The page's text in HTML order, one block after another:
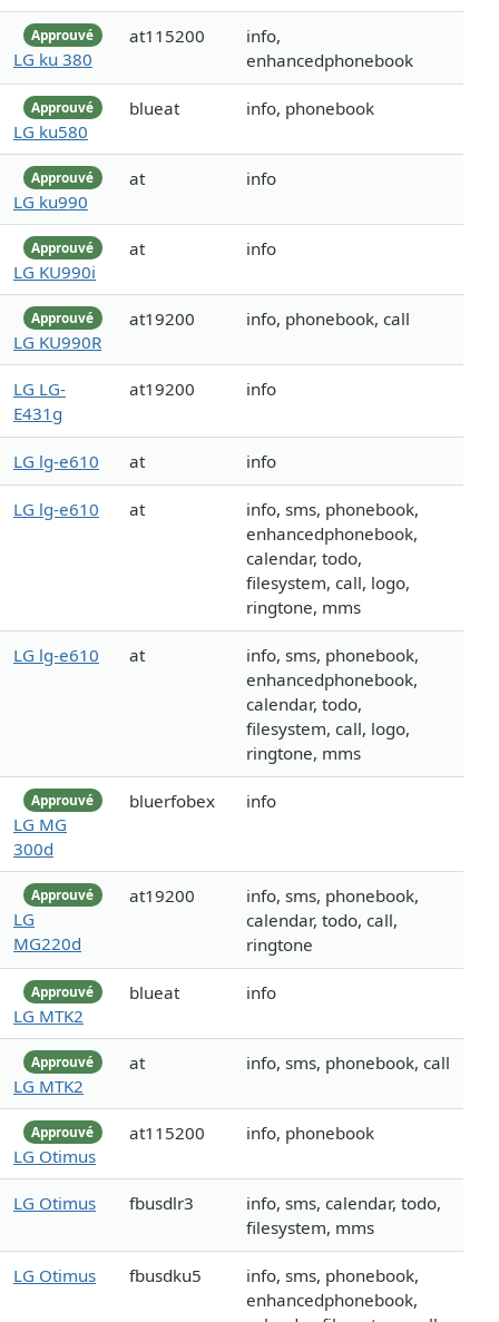
Approuvé
LG ku 380
at115200
info,
enhancedphonebook
Approuvé
LG ku580
blueat info, phonebook
Approuvé
LG ku990
at info
Approuvé
LG KU990i
at info
Approuvé
LG KU990R
at19200 info, phonebook, call
LG LG-
E431g
at19200 info
LG lg-e610 at info
LG lg-e610 at
info, sms, phonebook,
enhancedphonebook,
calendar, todo,
filesystem, call, logo,
ringtone, mms
LG lg-e610 at
info, sms, phonebook,
enhancedphonebook,
calendar, todo,
filesystem, call, logo,
ringtone, mms
Approuvé
LG MG
300d
bluerfobex info
Approuvé
LG
MG220d
at19200
info, sms, phonebook,
calendar, todo, call,
ringtone
Approuvé
LG MTK2
blueat info
Approuvé
LG MTK2
at info, sms, phonebook, call
Approuvé
LG Otimus
at115200 info, phonebook
LG Otimus fbusdlr3
info, sms, calendar, todo,
filesystem, mms
LG Otimus fbusdku5
info, sms, phonebook,
enhancedphonebook,